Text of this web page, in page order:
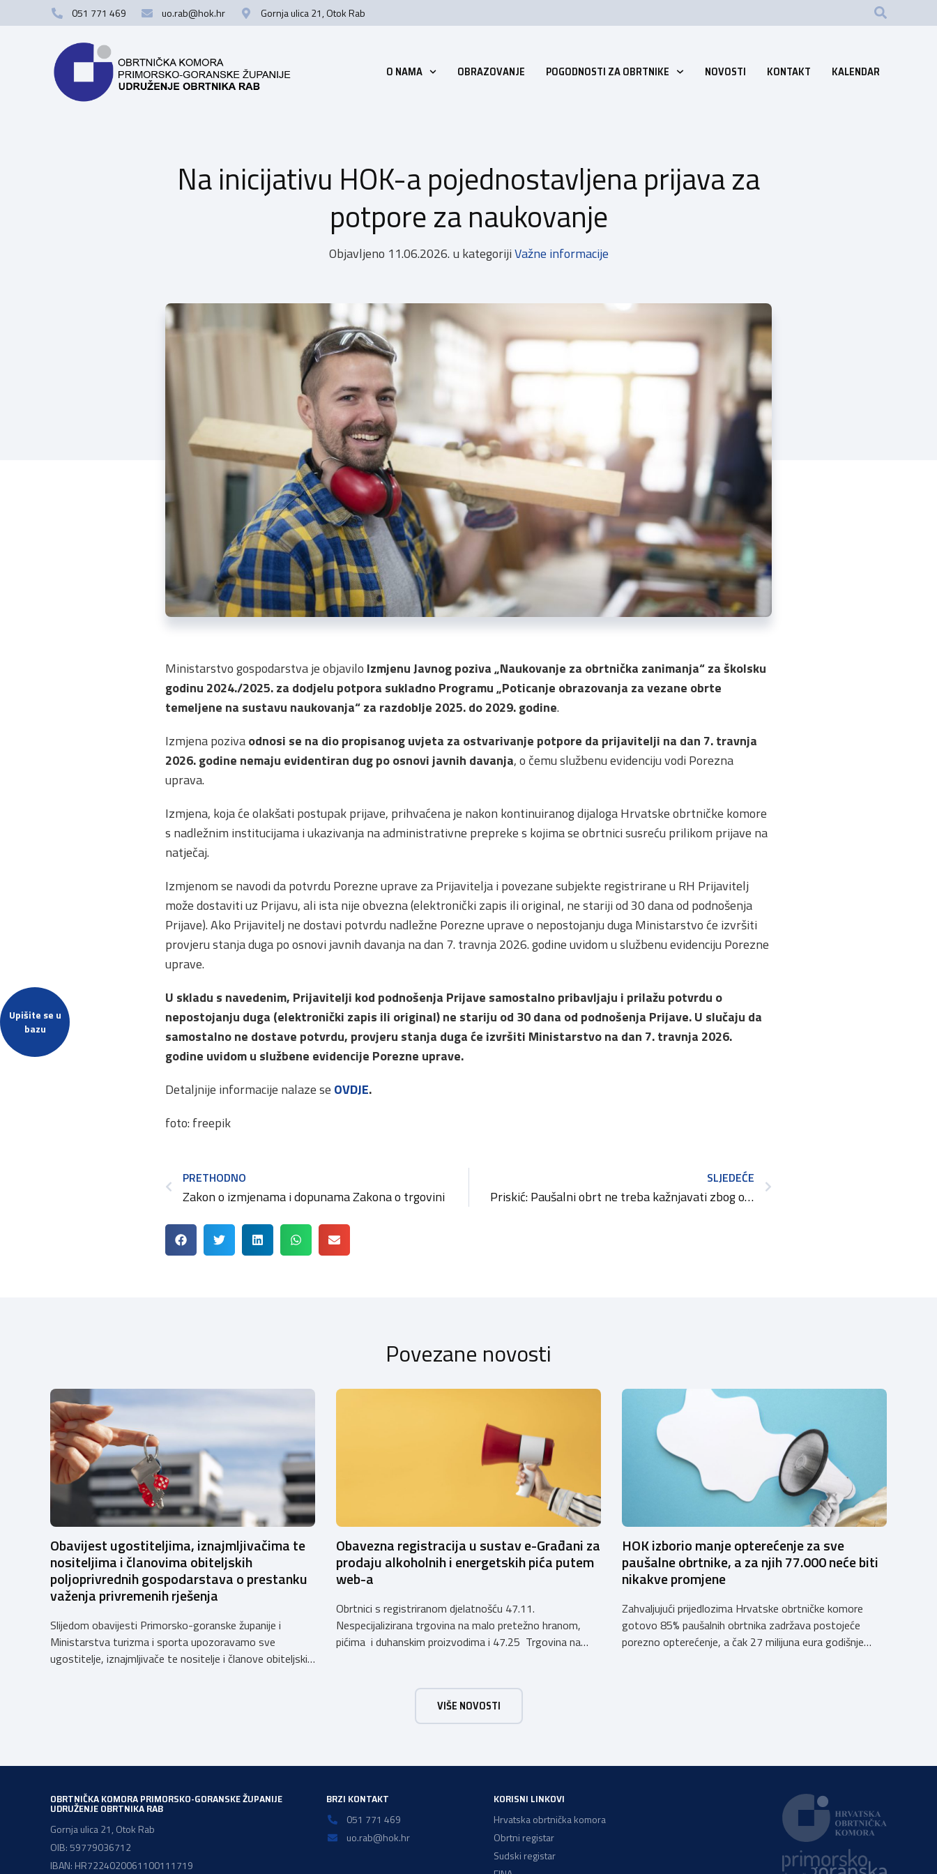
Upišite se u
bazu
051 771 469 uo.rab@hok.hr Gornja ulica 21, Otok Rab
O NAMA OBRAZOVANJE POGODNOSTI ZA OBRTNIKE NOVOSTI KONTAKT KALENDAR
Na inicijativu HOK-a pojednostavljena prijava za
potpore za naukovanje
Objavljeno 11.06.2026. u kategorijiVažne informacije
Ministarstvo gospodarstva je objavilo Izmjenu Javnog poziva „Naukovanje za obrtnička zanimanja“ za školsku
godinu 2024./2025. za dodjelu potpora sukladno Programu „Poticanje obrazovanja za vezane obrte
temeljene na sustavu naukovanja“ za razdoblje 2025. do 2029. godine.
Izmjena pozivaodnosi se na dio propisanog uvjeta za ostvarivanje potpore da prijavitelji na dan 7. travnja
2026. godine nemaju evidentiran dug po osnovi javnih davanja, o čemu službenu evidenciju vodi Porezna
uprava.
Izmjena, koja će olakšati postupak prijave, prihvaćena je nakon kontinuiranog dijaloga Hrvatske obrtničke komore
s nadležnim institucijama i ukazivanja na administrativne prepreke s kojima se obrtnici susreću prilikom prijave na
natječaj.
Izmjenom se navodi da potvrdu Porezne uprave za Prijavitelja i povezane subjekte registrirane u RH Prijavitelj
može dostaviti uz Prijavu, ali ista nije obvezna (elektronički zapis ili original, ne stariji od 30 dana od podnošenja
Prijave). Ako Prijavitelj ne dostavi potvrdu nadležne Porezne uprave o nepostojanju duga Ministarstvo će izvršiti
provjeru stanja duga po osnovi javnih davanja na dan 7. travnja 2026. godine uvidom u službenu evidenciju Porezne
uprave.
U skladu s navedenim, Prijavitelji kod podnošenja Prijave samostalno pribavljaju i prilažu potvrdu o
nepostojanju duga (elektronički zapis ili original) ne stariju od 30 dana od podnošenja Prijave. U slučaju da
samostalno ne dostave potvrdu, provjeru stanja duga će izvršiti Ministarstvo na dan 7. travnja 2026.
godine uvidom u službene evidencije Porezne uprave.
Detaljnije informacije nalaze se OVDJE.
foto: freepik
PRETHODNO
Zakon o izmjenama i dopunama Zakona o trgovini
SLJEDEĆE
Priskić: Paušalni obrt ne treba kažnjavati zbog onih koji zloupotrebljavaju sustav
Povezane novosti
Obavijest ugostiteljima, iznajmljivačima te
nositeljima i članovima obiteljskih
poljoprivrednih gospodarstava o prestanku
važenja privremenih rješenja
Slijedom obavijesti Primorsko-goranske županije i
Ministarstva turizma i sporta upozoravamo sve
ugostitelje, iznajmljivače te nositelje i članove obiteljskih
Obavezna registracija u sustav e-Građani za
prodaju alkoholnih i energetskih pića putem
web-a
Obrtnici s registriranom djelatnošću 47.11.
Nespecijalizirana trgovina na malo pretežno hranom,
pićima i duhanskim proizvodima i 47.25 Trgovina na
uskladiti svoje poslovne procese i osigurati tehničko
rješenje za vjerodostojnu provjeru punoljetnosti kupca
putem sustava e-Građani ili putem mobilne […]
HOK izborio manje opterećenje za sve
paušalne obrtnike, a za njih 77.000 neće biti
nikakve promjene
Zahvaljujući prijedlozima Hrvatske obrtničke komore
gotovo 85% paušalnih obrtnika zadržava postojeće
porezno opterećenje, a čak 27 milijuna eura godišnje
VIŠE NOVOSTI
OBRTNIČKA KOMORA PRIMORSKO-GORANSKE ŽUPANIJE
UDRUŽENJE OBRTNIKA RAB
Gornja ulica 21, Otok Rab
OIB: 59779036712
IBAN: HR7224020061100111719
BRZI KONTAKT
051 771 469
uo.rab@hok.hr
KORISNI LINKOVI
Hrvatska obrtnička komora
Obrtni registar
Sudski registar